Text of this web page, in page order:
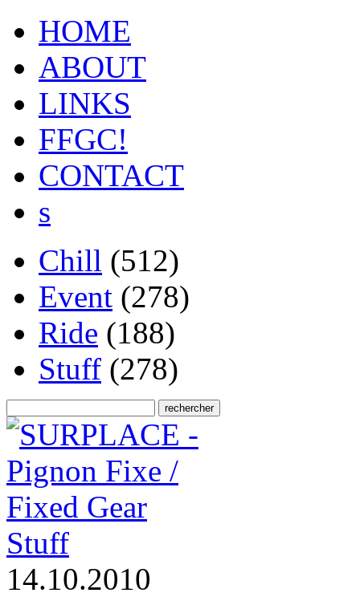
HOME
ABOUT
LINKS
FFGC!
CONTACT
s
Chill (512)
Event (278)
Ride (188)
Stuff (278)
Stuff
14.10.2010